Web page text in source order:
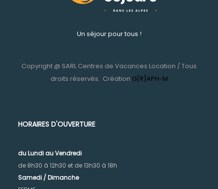
Un séjour pour tous !
Copyright @ SARL Centres de Vacances Location / Tous
droits réservés. Création G[R]APH-M
HORAIRES D'OUVERTURE
du Lundi au Vendredi
de 8h30 à 12h30 et de 13h30 à 18h
Samedi / Dimanche